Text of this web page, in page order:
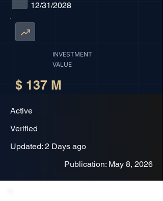
12/31/2028
INVESTMENT
VALUE
$ 137 M
Active
Verified
Updated: 2 Days ago
Publication: May 8, 2026